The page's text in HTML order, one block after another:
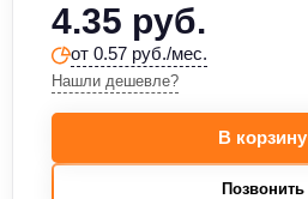
4.35 руб.
от 0.57 руб./мес.
Нашли дешевле?
В корзину
Позвонить